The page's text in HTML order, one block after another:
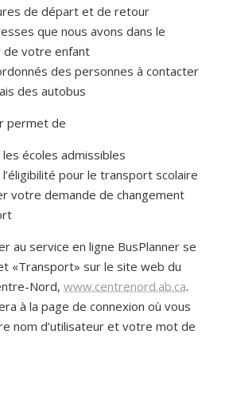
de départ et de retour
que nous avons dans le
de votre enfant
des personnes à contacter
des autobus
permet de
écoles admissibles
pour le transport scolaire
votre demande de changement
au service en ligne BusPlanner se
«Transport» sur le site web du
Nord,www.centrenord.ab.ca.
à la page de connexion où vous
nom d’utilisateur et votre mot de